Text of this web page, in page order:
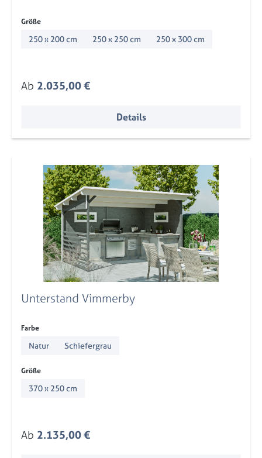
Größeauswählen
250 x 200 cm 250 x 250 cm 250 x 300 cm
Regulärer Preis:
Ab 2.035,00 €
Details
Unterstand Vimmerby
Farbeauswählen
Natur Schiefergrau
Größeauswählen
370 x 250 cm
Regulärer Preis:
Ab 2.135,00 €